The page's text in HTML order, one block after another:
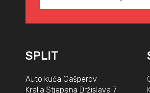
SPLIT
Auto kuća Gašperov
Kralja Stjepana Držislava 7